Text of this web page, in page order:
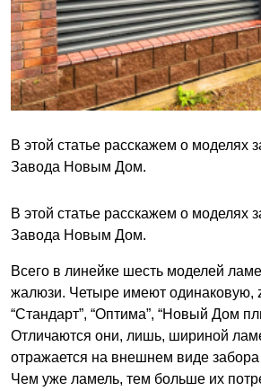
В этой статье расскажем о моделях
Завода Новым Дом.
В этой статье расскажем о моделях
Завода Новым Дом.
Всего в линейке шесть моделей
жалюзи. Четыре имеют одинаковую,
“Стандарт”, “Оптима”, “Новый Дом
Отличаются они, лишь, шириной
отражается на внешнем виде забора
Чем уже ламель, тем больше их